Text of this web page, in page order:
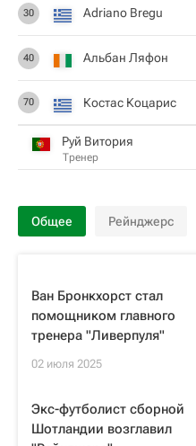
30 Adriano Bregu
40 Альбан Ляфон
70 Костас Коцарис
Руй Витория
Тренер
Общее Рейнджерс
Ван Бронкхорст стал
помощником главного
тренера "Ливерпуля"
02 июля 2025
Экс-футболист сборной
Шотландии возглавил